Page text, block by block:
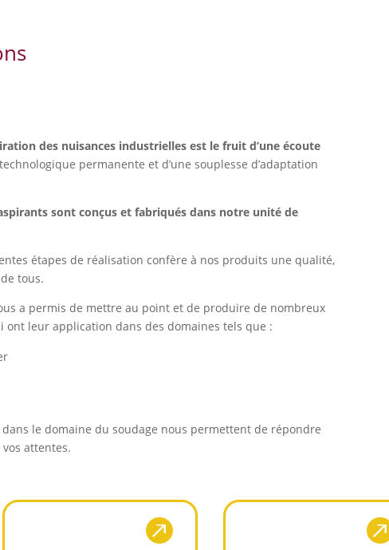
des nuisances industrielles est le fruit d’une écoute
permanente et d’une souplesse d’adaptation
sont conçus et fabriqués dans notre unité de
étapes de réalisation confère à nos produits une qualité,
tous.
a permis de mettre au point et de produire de nombreux
ont leur application dans des domaines tels que :
dans le domaine du soudage nous permettent de répondre
attentes.
